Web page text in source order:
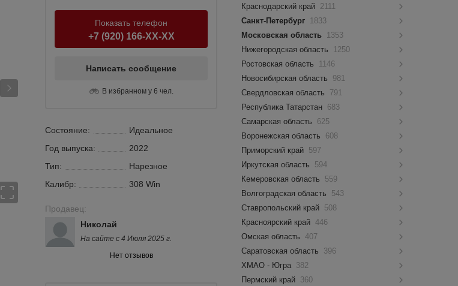
Показать телефон
+7 (920) 166-XX-XX
Написать сообщение
В избранном у 6 чел.
Состояние:
Идеальное
Год выпуска:
2022
Тип:
Нарезное
Калибр:
308 Win
Продавец:
Николай
На сайте с 4 Июля 2025 г.
Нет отзывов
Краснодарский край 2111
Санкт-Петербург 1833
Московская область 1353
Нижегородская область
1250
Ростовская область
1146
Новосибирская область
981
Свердловская область
791
Республика Татарстан 683
Самарская область
625
Воронежская область
608
Приморский край 597
Иркутская область
594
Кемеровская область
559
Волгоградская область
543
Ставропольский край 508
Красноярский край 446
Омская область
407
Саратовская область
396
ХМАО - Югра 382
Пермский край 360